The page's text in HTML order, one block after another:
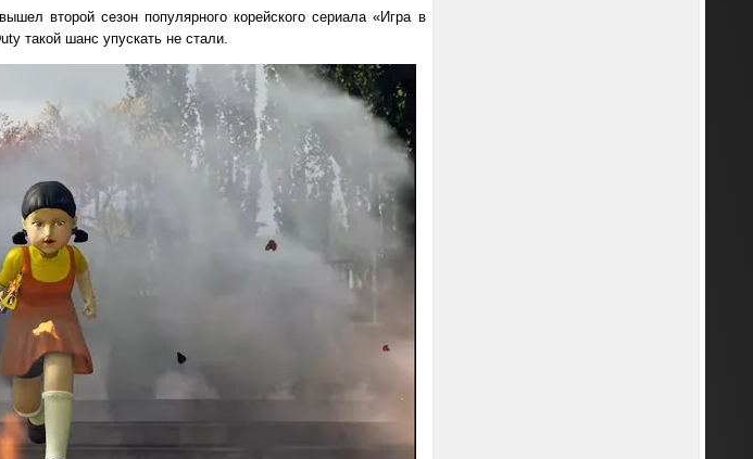
второй сезон популярного корейского сериала «Игра в
такой шанс упускать не стали.